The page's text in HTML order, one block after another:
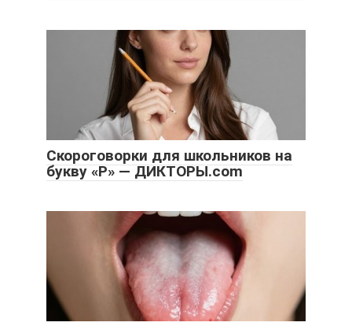
Скороговорки для школьников на
букву «Р» — ДИКТОРЫ.com